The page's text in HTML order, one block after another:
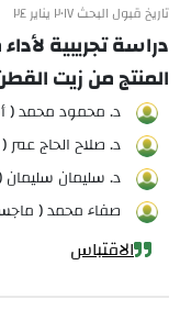
تاريخ قبول البحث ٢٠١٧ يناير ٢٤
دراسة تجريبية
المنتج من زيت
د. محمود محمد (
د. صلاح الحاج
د. سليمان
صفاء محمد (
الاقتباس